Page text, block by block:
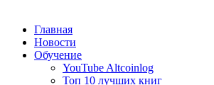
Главная
Новости
Обучение
YouTube Altcoinlog
Топ 10 лучших книг